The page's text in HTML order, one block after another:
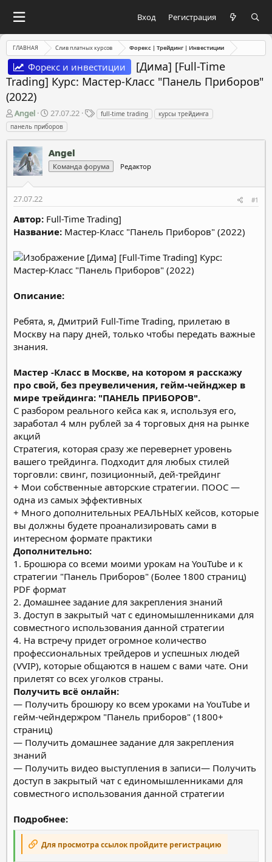
Вход Регистрация
ГЛАВНАЯ Слив платных курсов Форекс | Трейдинг | Инвестиции
Форекс и инвестиции
[Дима] [Full-Time
Trading] Курс: Мастер-Класс "Панель Приборов"
(2022)
А
в
т
о
р
т
е
м
ы
Angel
Д
а
т
н
а
а
27.07.22
Тfull-time trading
курсы трейдинга
панель приборов
Angel
Команда форума Редактор
27.07.22 #1
Автор: Full-Time Trading]
Название: Мастер-Класс "Панель Приборов" (2022)
Описание:
Ребята, я, Дмитрий Full-Time Trading, прилетаю в
Москву на пару дней, только чтобы передать важные
знания.
Мастер -Класс в Москве, на котором я расскажу
про свой, без преувеличения, гейм-чейнджер в
мире трейдинга: "ПАНЕЛЬ ПРИБОРОВ".
С разбором реального кейса как я, используя его,
заработал 4 млн рублей за 4 торговых дня на рынке
акций
Стратегия, которая сразу же перевернет уровень
вашего трейдинга. Подходит для любых стилей
торговли: свинг, позиционный, дей-трейдинг
+ Мои собственные авторские стратегии. ПООС —
одна из самых эффективных
+ Много дополнительных РЕАЛЬНЫХ кейсов, которые
вы должны будете проанализировать сами в
интересном формате практики
Дополнительно:
1. Брошюра со всеми моими урокам на YouTube и к
стратегии "Панель Приборов" (Более 1800 страниц)
PDF формат
2. Домашнее задание для закрепления знаний
3. Доступ в закрытый чат с единомышленниками для
совместного использования данной стратегии
4. На встречу придет огромное количество
профессиональных трейдеров и успешных людей
(VVIP), которые общаются в нашем с вами чате. Они
прилетят со всех уголков страны.
Получить всё онлайн:
— Получить брошюру ко всем уроками на YouTube и
гейм-чейндержром "Панель приборов" (1800+
страниц)
— Получить домашнее задание для закрепления
знаний
— Получить видео выступления в записи— Получить
доступ в закрытый чат с единомышленниками для
совместного использования данной стратегии
Подробнее:
Для просмотра ссылок пройдите регистрацию